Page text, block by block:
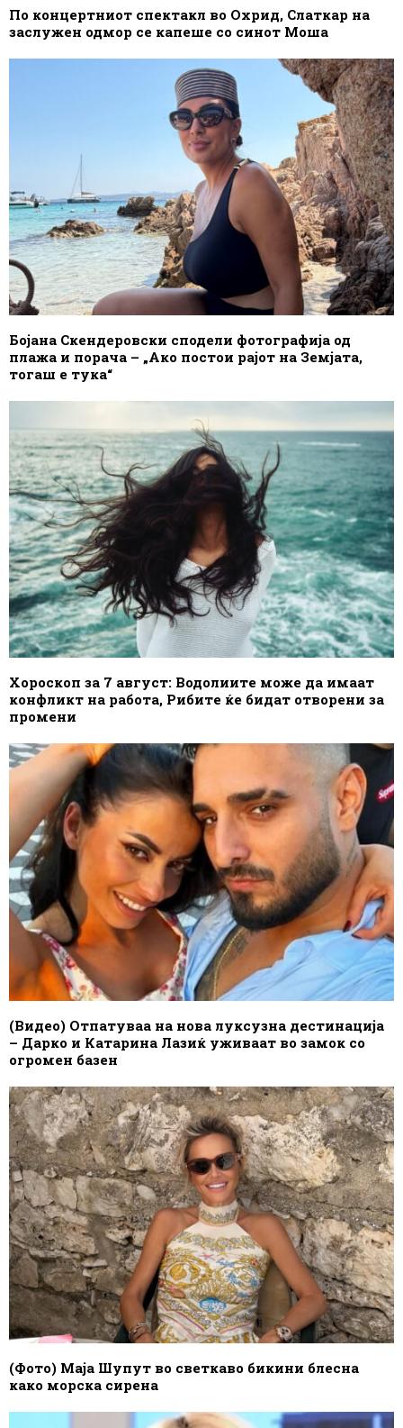
По концертниот спектакл во Охрид, Слаткар на
заслужен одмор се капеше со синот Моша
Бојана Скендеровски сподели фотографија од
плажа и порача – „Ако постои рајот на Земјата,
тогаш е тука“
Хороскоп за 7 август: Водолиите може да имаат
конфликт на работа, Рибите ќе бидат отворени за
промени
(Видео) Отпатуваа на нова луксузна дестинација
– Дарко и Катарина Лазиќ уживаат во замок со
огромен базен
(Фото) Маја Шупут во светкаво бикини блесна
како морска сирена